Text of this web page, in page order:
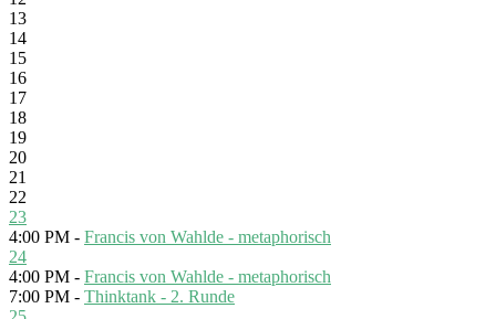
13
14
15
16
17
18
19
20
21
22
23
4:00 PM - Francis von Wahlde - metaphorisch
24
4:00 PM - Francis von Wahlde - metaphorisch
7:00 PM - Thinktank - 2. Runde